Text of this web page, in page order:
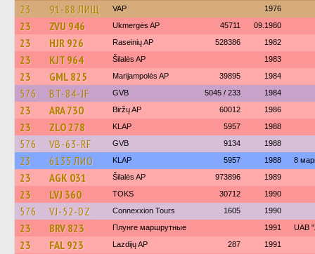
23 91-88 ЛИЩ VAP 1976
23 ZVU 946 Ukmergės AP 45711 09.1980
23 HJR 926 Raseinių AP 528386 1982
23 KJT 964 Šilalės AP 1983
23 GML 825 Marijampolės AP 39895 1984
576 BT-84-JF GVB 5045 / 233 1984
23 ARA 730 Biržų AP 60012 1986
23 ZLO 278 KLAP 5957 1988
576 VB-63-RF GVB 9134 1988
23 6135 ЛИО KLAP 5957 1988 8
23 AGK 031 Šilalės AP 973896 1989
23 LVJ 360 TOKS 30712 1990
576 VJ-52-DZ Connexxion Tours 1605 1990
23 BRV 823 Плунге маршрутные 1991 UAB
23 FAL 923 Lazdijų AP 287 1991